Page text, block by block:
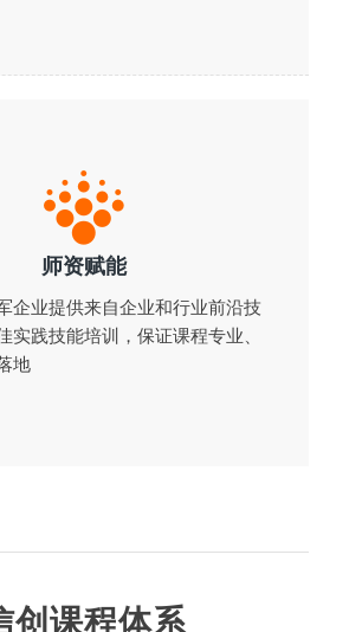
师资赋能
企业提供来自企业和行业前沿技
实践技能培训，保证课程专业、
地
创课程体系